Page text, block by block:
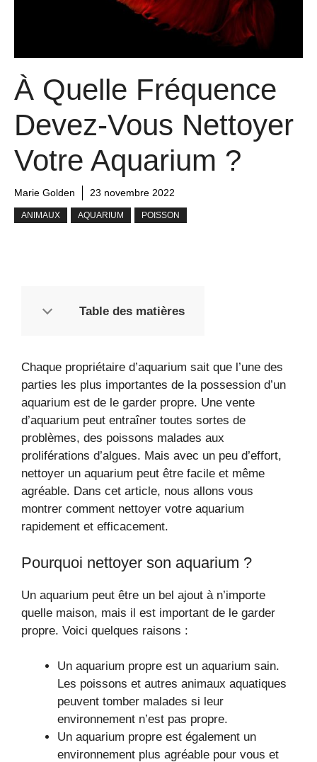
À Quelle Fréquence
Devez-Vous Nettoyer
Votre Aquarium ?
Marie Golden 23 novembre 2022
ANIMAUX AQUARIUM POISSON
Table des matières
Chaque propriétaire d’aquarium sait que l’une des
parties les plus importantes de la possession d’un
aquarium est de le garder propre. Une vente
d’aquarium peut entraîner toutes sortes de
problèmes, des poissons malades aux
proliférations d’algues. Mais avec un peu d’effort,
nettoyer un aquarium peut être facile et même
agréable. Dans cet article, nous allons vous
montrer comment nettoyer votre aquarium
rapidement et efficacement.
Pourquoi nettoyer son aquarium ?
Un aquarium peut être un bel ajout à n’importe
quelle maison, mais il est important de le garder
propre. Voici quelques raisons :
Un aquarium propre est un aquarium sain.
Les poissons et autres animaux aquatiques
peuvent tomber malades si leur
environnement n’est pas propre.
Un aquarium propre est également un
environnement plus agréable pour vous et